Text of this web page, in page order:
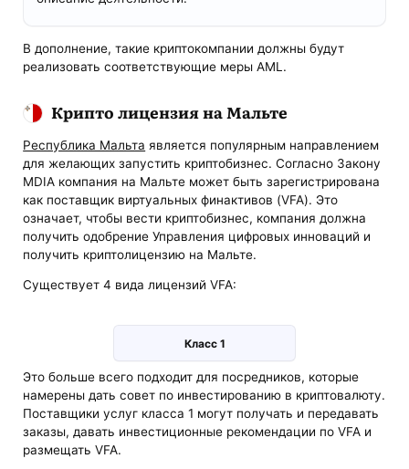
В дополнение, такие криптокомпании должны будут
реализовать соответствующие меры AML.
Крипто лицензия на Мальте
Республика Мальта является популярным направлением
для желающих запустить криптобизнес. Согласно Закону
MDIA компания на Мальте может быть зарегистрирована
как поставщик виртуальных финактивов (VFA). Это
означает, чтобы вести криптобизнес, компания должна
получить одобрение Управления цифровых инноваций и
получить криптолицензию на Мальте.
Существует 4 вида лицензий VFA:
Класс 1
Это больше всего подходит для посредников, которые
намерены дать совет по инвестированию в криптовалюту.
Поставщики услуг класса 1 могут получать и передавать
заказы, давать инвестиционные рекомендации по VFA и
размещать VFA.